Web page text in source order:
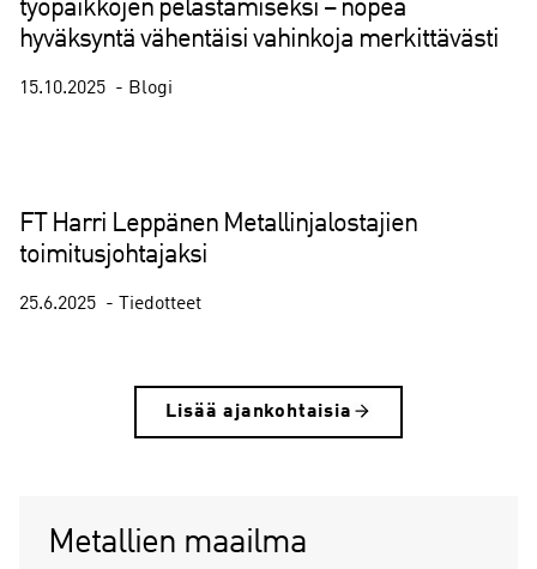
työpaikkojen pelastamiseksi – nopea
hyväksyntä vähentäisi vahinkoja merkittävästi
15.10.2025 Blogi
FT Harri Leppänen Metallinjalostajien
toimitusjohtajaksi
25.6.2025 Tiedotteet
Lisää ajankohtaisia
Metallien maailma